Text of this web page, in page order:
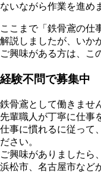
ないながら作業を進め
ここまで「鉄骨鳶の仕
解説しましたが、いか
ご興味がある方は、こ
経験不問で募集中
鉄骨鳶として働きませ
先輩職人が丁寧に仕事
仕事に慣れるに従って
ださい。
ご興味がありましたら
浜松市、名古屋市など